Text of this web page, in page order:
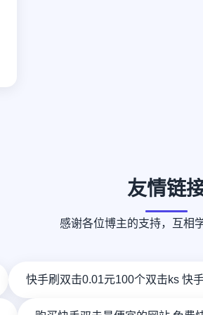
友情链
感谢各位博主的支持，互相
快手刷双击0.01元100个双击ks 快